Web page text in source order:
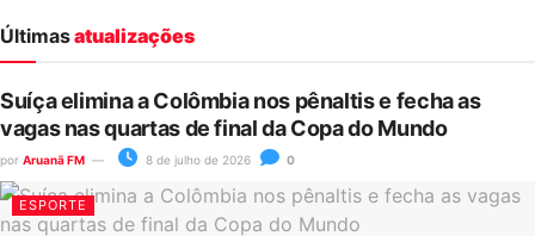
Últimasatualizações
Suíça elimina a Colômbia nos pênaltis e fecha as
vagas nas quartas de final da Copa do Mundo
por Aruanã FM 8 de julho de 2026 0
ESPORTE